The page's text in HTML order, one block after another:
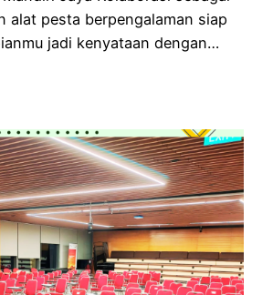
alat pesta berpengalaman siap
jadi kenyataan dengan…